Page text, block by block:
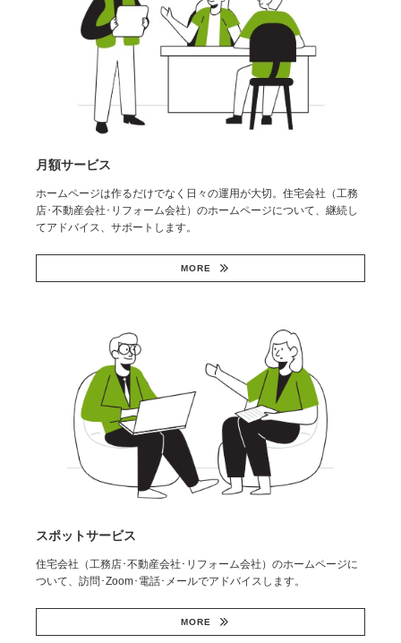
月額サービス
ホームページは作るだけでなく日々の運用が大切。住宅会社（工務
店･不動産会社･リフォーム会社）のホームページについて、継続し
てアドバイス、サポートします。
MORE
スポットサービス
住宅会社（工務店･不動産会社･リフォーム会社）のホームページに
ついて、訪問･Zoom･電話･メールでアドバイスします。
MORE